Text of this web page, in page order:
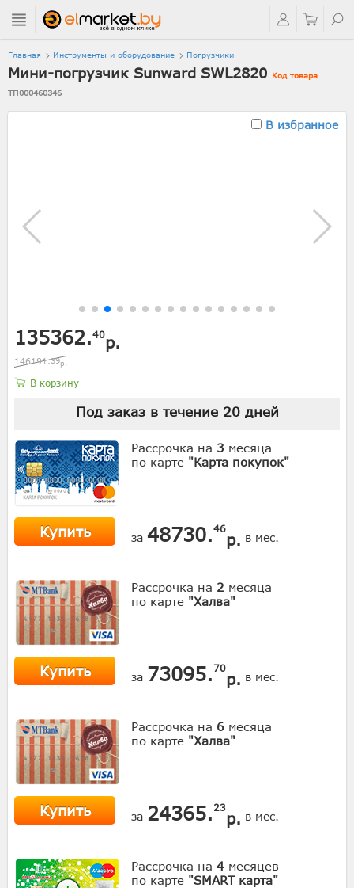
Главная Инструменты и оборудование Погрузчики
Мини-погрузчик Sunward SWL2820 Код товара
ТП000460346
В избранное
135362.40р.
146191.39р.
В корзину
Под заказ в течение 20дней
Рассрочка на 3 месяца
по карте "Карта покупок"
Купить за 48730.46
р. в мес.
Рассрочка на 2 месяца
по карте "Халва"
Купить за 73095. 70
р. в мес.
Рассрочка на 6 месяца
по карте "Халва"
Купить за 24365. 23
р. в мес.
Рассрочка на 4 месяцев
по карте "SMART карта"